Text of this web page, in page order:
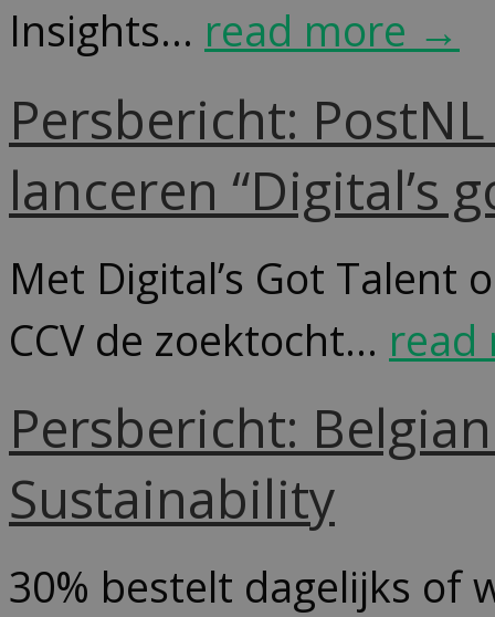
Insights... read more →
Persbericht:
lanceren “Digital’s
Met Digital’s Got Talent
CCV de zoektocht...
Persbericht:
Sustainability
30% bestelt dagelijks of